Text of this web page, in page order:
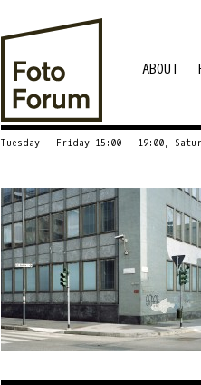
ABOUT
Tuesday - Friday 15:00 - 19:00,